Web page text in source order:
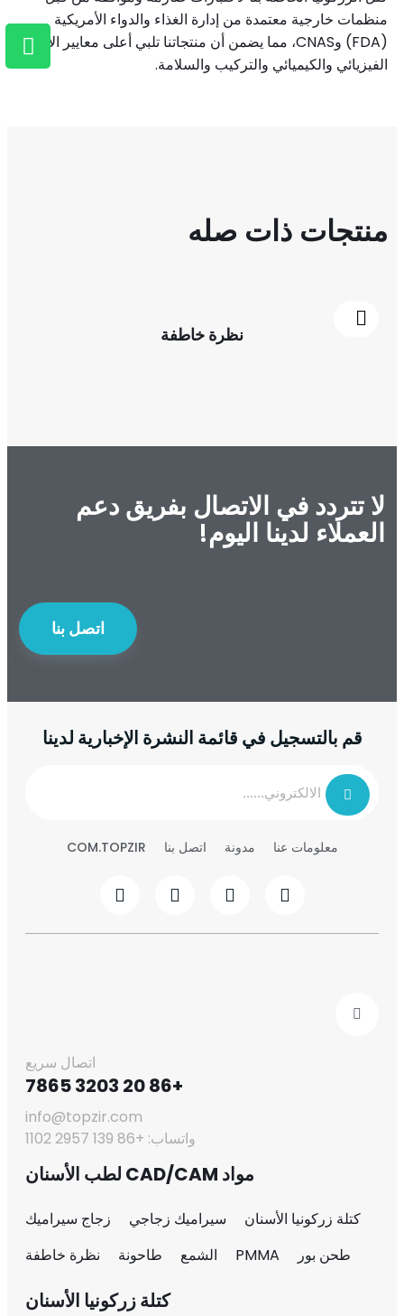
منظمات خارجية معتمدة من إدارة الغذاء والدواء الأمريكية
(FDA) وCNAS، مما يضمن أن منتجاتنا تلبي أعلى معايير الأداء
الفيزيائي والكيميائي والتركيب والسلامة.
منتجات ذات صله
نظرة خاطفة
لا تتردد في الاتصال بفريق دعم
العملاء لدينا اليوم!
اتصل بنا
قم بالتسجيل في قائمة النشرة الإخبارية لدينا
معلومات عنا مدونة اتصل بنا COM.TOPZIR
اتصال سريع
+86 20 3203 7865
info@topzir.com
واتساب: +86 139 2957 1102
مواد CAD/CAM لطب الأسنان
كتلة زركونيا الأسنان سيراميك زجاجي
زجاج سيراميك
طحن بور
PMMA الشمع طاحونة نظرة خاطفة
كتلة زركونيا الأسنان